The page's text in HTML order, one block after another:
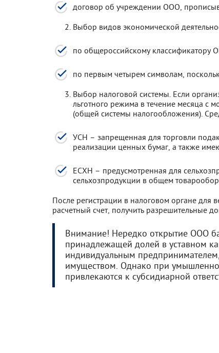
договор об учреждении ООО,
Выбор видов экономической
по общероссийскому классификатору
по первым четырем символам,
Выбор налоговой системы. Если
льготного режима в течение месяца с
(общей системы налогообложения).
УСН – запрещенная для торговли
реализации ценных бумаг, а также
ЕСХН – предусмотренная для
сельхозпродукции в общем
После регистрации в налоговом органе для
расчетный счет, получить разрешительные
Внимание! Нередко открытие ООО
принадлежащей долей в уставном
индивидуальным
имуществом. Однако при
привлекаются к субсидиарной